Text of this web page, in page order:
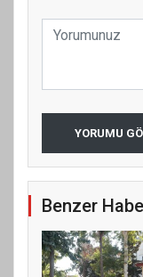
YORUMU
Benzer